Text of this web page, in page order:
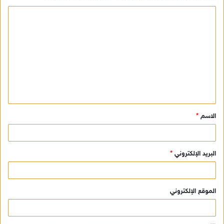
ق
*
الاسم *
البريد الإلكتروني *
الموقع الإلكتروني